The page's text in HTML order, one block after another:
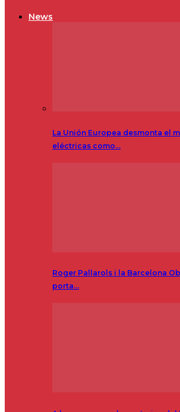
News
La Unión Europea desmonta el
eléctricas como…
Roger Pallarols i la Barcelona
porta…